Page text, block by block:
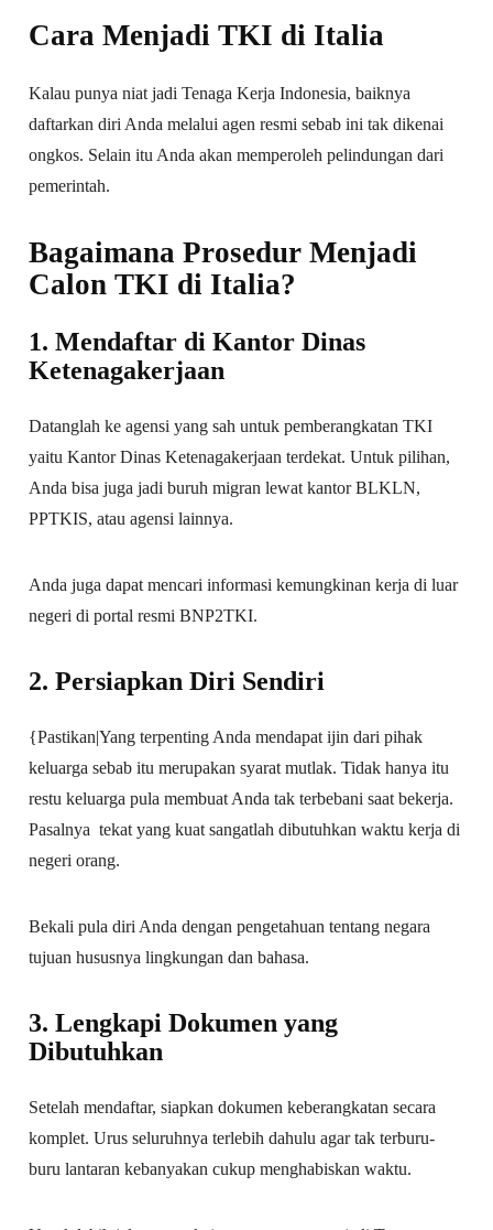
Cara Menjadi TKI di Italia
Kalau punya niat jadi Tenaga Kerja Indonesia, baiknya
daftarkan diri Anda melalui agen resmi sebab ini tak dikenai
ongkos. Selain itu Anda akan memperoleh pelindungan dari
pemerintah.
Bagaimana Prosedur Menjadi
Calon TKI di Italia?
1. Mendaftar di Kantor Dinas
Ketenagakerjaan
Datanglah ke agensi yang sah untuk pemberangkatan TKI
yaitu Kantor Dinas Ketenagakerjaan terdekat. Untuk pilihan,
Anda bisa juga jadi buruh migran lewat kantor BLKLN,
PPTKIS, atau agensi lainnya.
Anda juga dapat mencari informasi kemungkinan kerja di luar
negeri di portal resmi BNP2TKI.
2. Persiapkan Diri Sendiri
{Pastikan|Yang terpenting Anda mendapat ijin dari pihak
keluarga sebab itu merupakan syarat mutlak. Tidak hanya itu
restu keluarga pula membuat Anda tak terbebani saat bekerja.
Pasalnya tekat yang kuat sangatlah dibutuhkan waktu kerja di
negeri orang.
Bekali pula diri Anda dengan pengetahuan tentang negara
tujuan hususnya lingkungan dan bahasa.
3. Lengkapi Dokumen yang
Dibutuhkan
Setelah mendaftar, siapkan dokumen keberangkatan secara
komplet. Urus seluruhnya terlebih dahulu agar tak terburu-
buru lantaran kebanyakan cukup menghabiskan waktu.